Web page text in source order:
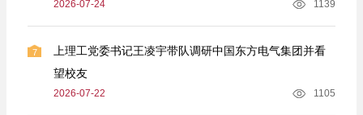
2026-07-24 1139
7
上理工党委书记王凌宇带队调研中国东方电气集团并看
望校友
2026-07-22 1105